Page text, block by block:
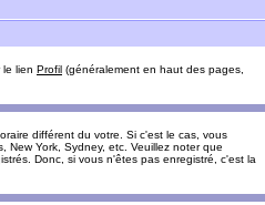
le lien Profil (généralement en haut des pages,
différent du votre. Si c'est le cas, vous
York, Sydney, etc. Veuillez noter que
Donc, si vous n'êtes pas enregistré, c'est la